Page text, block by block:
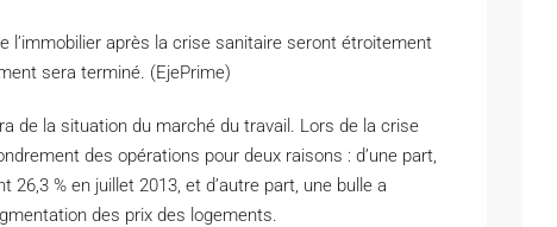
l’immobilier après la crise sanitaire seront étroitement
sera terminé. (EjePrime)
de la situation du marché du travail. Lors de la crise
des opérations pour deux raisons : d’une part,
% en juillet 2013, et d’autre part, une bulle a
des prix des logements.